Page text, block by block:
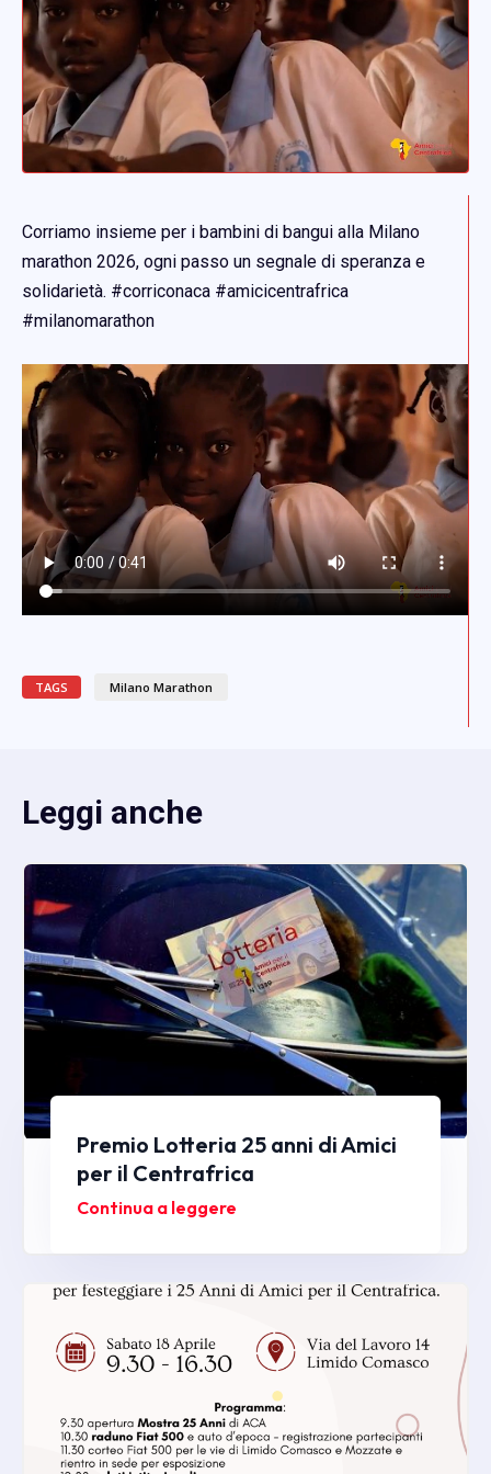
Corriamo insieme per i bambini di bangui alla Milano
marathon 2026, ogni passo un segnale di speranza e
solidarietà. #corriconaca #amicicentrafrica
#milanomarathon
TAGS Milano Marathon
Leggi anche
Premio Lotteria 25 anni di Amici
per il Centrafrica
Continua a leggere